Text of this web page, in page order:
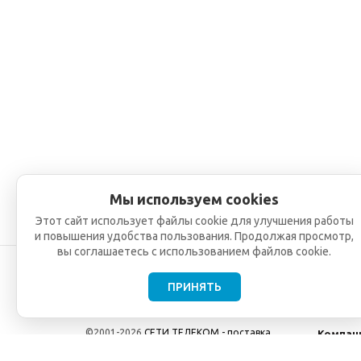
©2001-2026 СЕТИ ТЕЛЕКОМ - поставка,
Мы используем cookies
Этот сайт использует файлы cookie для улучшения работы
и повышения удобства пользования. Продолжая просмотр,
вы соглашаетесь с использованием файлов cookie.
ПРИНЯТЬ